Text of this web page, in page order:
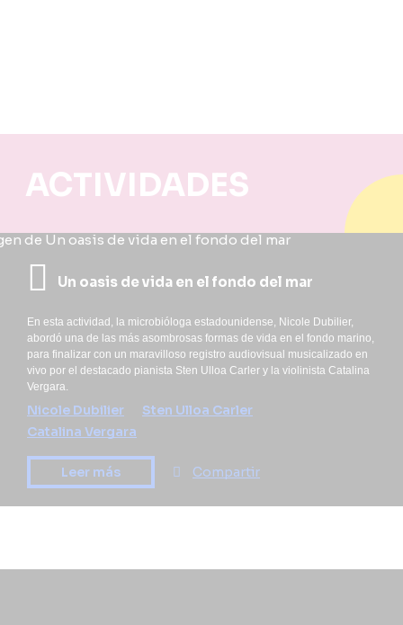
ACTIVIDADES
Un oasis de vida en el fondo del mar
En esta actividad, la microbióloga estadounidense, Nicole Dubilier,
abordó una de las más asombrosas formas de vida en el fondo marino,
para finalizar con un maravilloso registro audiovisual musicalizado en
vivo por el destacado pianista Sten Ulloa Carler y la violinista Catalina
Vergara.
Nicole Dubilier
Sten Ulloa Carler
Catalina Vergara
Leer más Compartir